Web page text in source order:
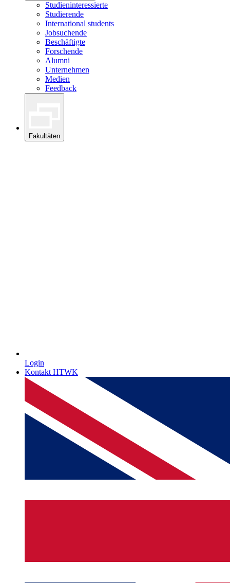
Studieninteressierte
Studierende
International students
Jobsuchende
Beschäftigte
Forschende
Alumni
Unternehmen
Medien
Feedback
Fakultäten
Login
Kontakt HTWK